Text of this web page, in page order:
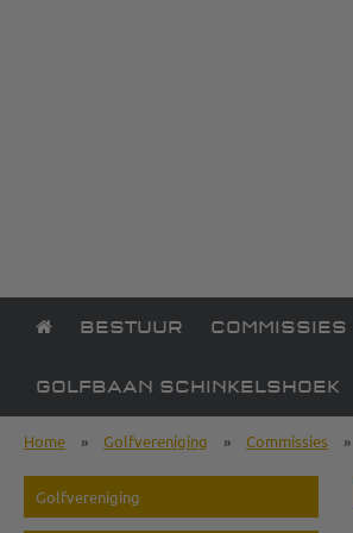
BESTUUR COMMISSIES
GOLFBAAN SCHINKELSHOEK
Home » Golfvereniging » Commissies »
Golfvereniging